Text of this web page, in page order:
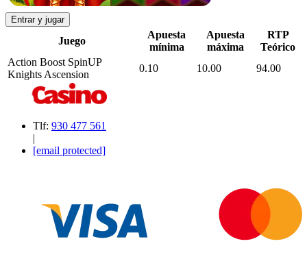
Entrar y jugar
Juego
Apuesta
mínima
Apuesta
máxima
RTP
Teórico
Action Boost SpinUP
Knights Ascension
0.10 10.00 94.00
Tlf: 930 477 561
|
[email protected]